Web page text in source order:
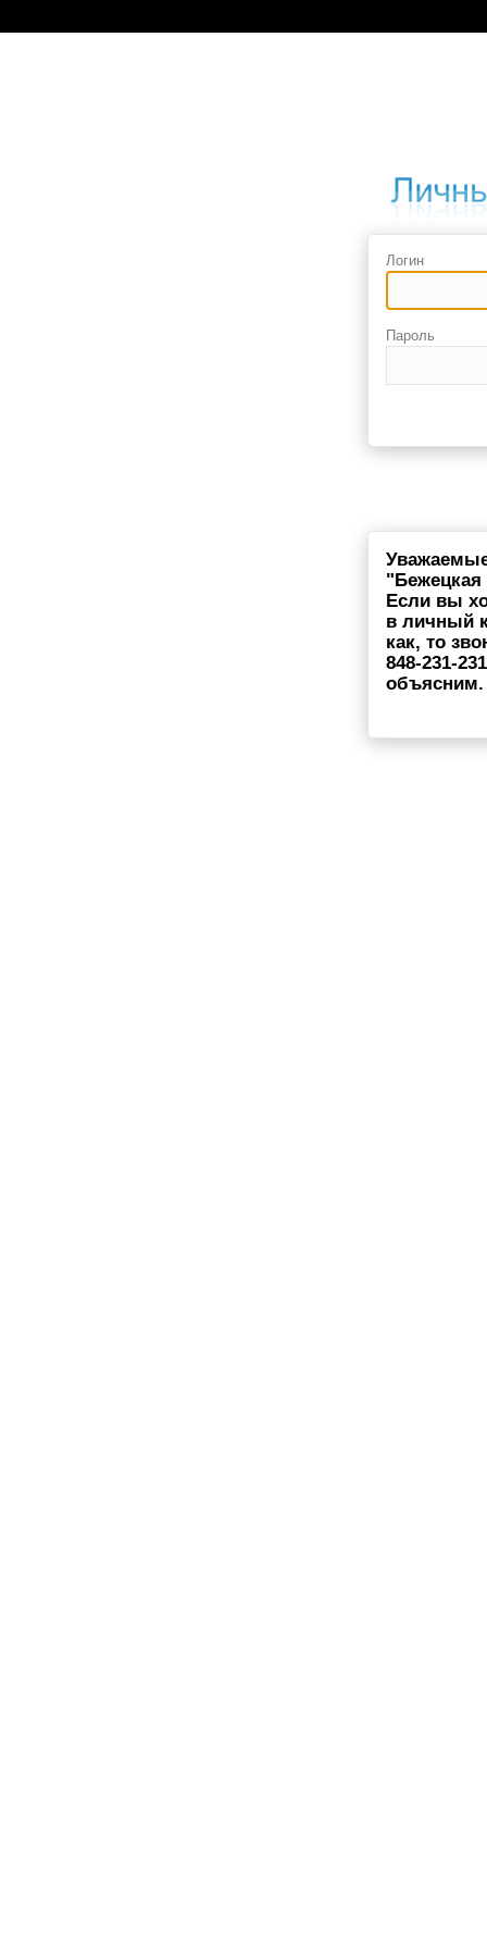
Логин
Пароль
"Бежецкая
Если вы
в личный
как, то
848-231-
объясним.